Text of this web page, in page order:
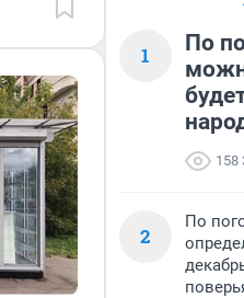
1
По
158
2
По